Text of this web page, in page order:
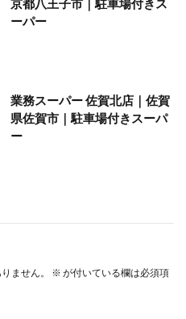
ーパー
業務スーパー 佐賀北店｜佐賀
県佐賀市｜駐車場付きスーパ
ー
ません。 ※ が付いている欄は必須項